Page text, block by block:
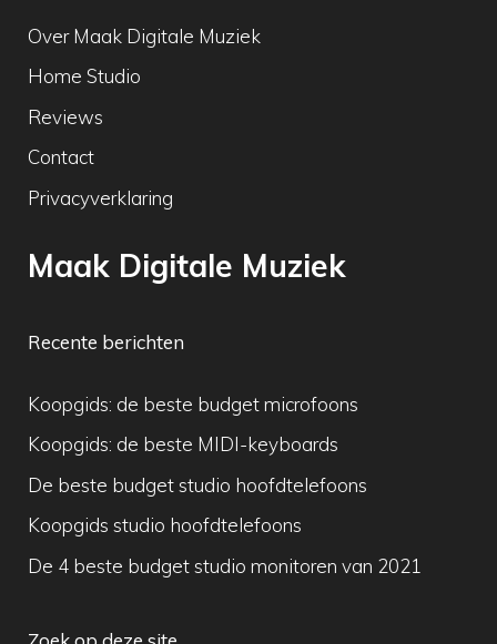
Over Maak Digitale Muziek
Home Studio
Reviews
Contact
Privacyverklaring
Maak Digitale Muziek
Recente berichten
Koopgids: de beste budget microfoons
Koopgids: de beste MIDI-keyboards
De beste budget studio hoofdtelefoons
Koopgids studio hoofdtelefoons
De 4 beste budget studio monitoren van 2021